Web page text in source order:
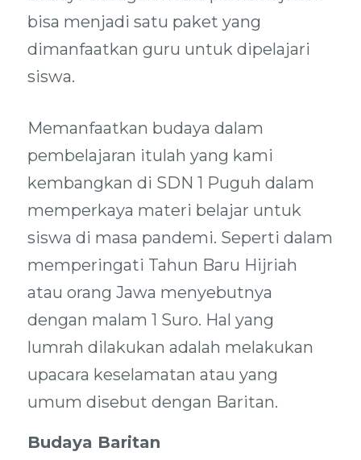
bisa menjadi satu paket yang
dimanfaatkan guru untuk dipelajari
siswa.
Memanfaatkan budaya dalam
pembelajaran itulah yang kami
kembangkan di SDN 1 Puguh dalam
memperkaya materi belajar untuk
siswa di masa pandemi. Seperti dalam
memperingati Tahun Baru Hijriah
atau orang Jawa menyebutnya
dengan malam 1 Suro. Hal yang
lumrah dilakukan adalah melakukan
upacara keselamatan atau yang
umum disebut dengan Baritan.
Budaya Baritan